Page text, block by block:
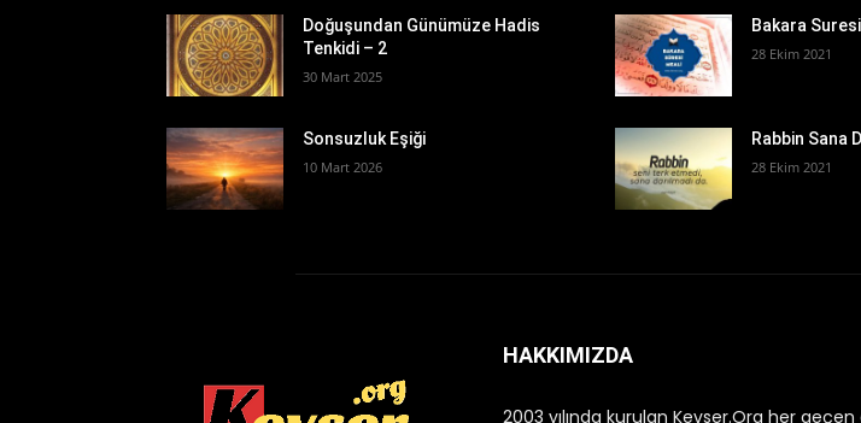
Doğuşundan Günümüze Hadis
Tenkidi – 2
30 Mart 2025
​Sonsuzluk Eşiği
10 Mart 2026
Bakara
28 Ekim 2021
Rabbin Sana
28 Ekim 2021
HAKKIMIZDA
2003 yılında kurulan Kevser.Org her